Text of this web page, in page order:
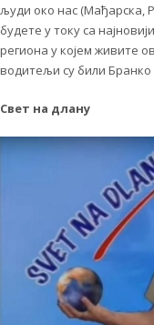
људи око нас (Мађарска,
будете у току са
региона у којем живите
водитељи су били
Свет на длану